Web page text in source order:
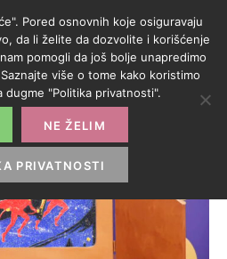
Pored osnovnih koje osiguravaju
da li želite da dozvolite i korišćenje
pomogli da još bolje unapredimo
više o tome kako koristimo
dugme "Politika privatnosti".
NE ŽELIM
PRIVATNOSTI